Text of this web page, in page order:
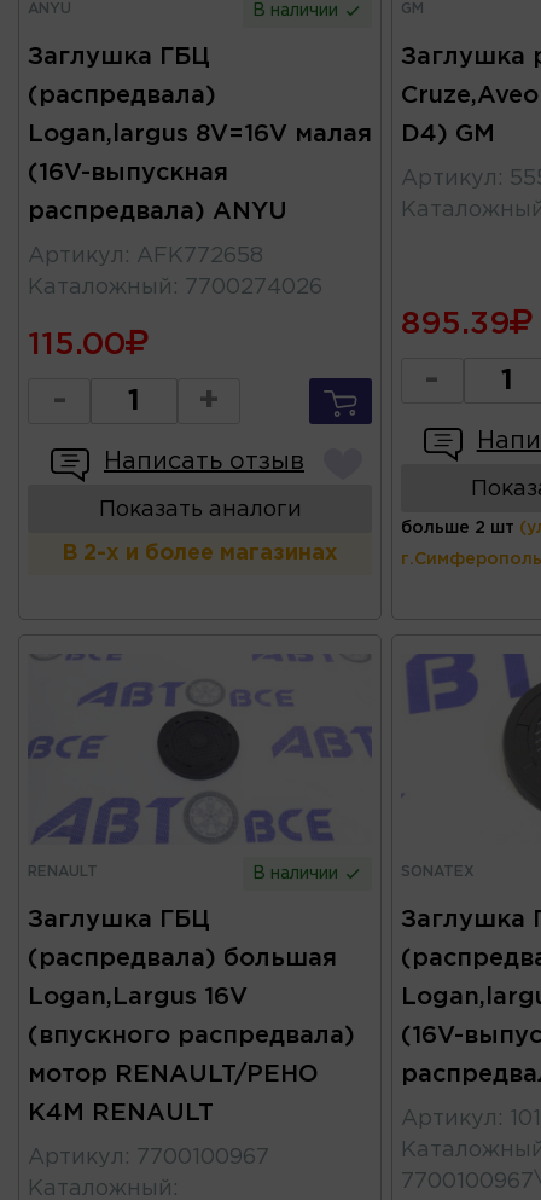
ANYU В наличии
Заглушка ГБЦ
(распредвала)
Logan,largus 8V=16V малая
(16V-выпускная
распредвала) ANYU
Артикул : AFK772658
Каталожный : 7700274026
115.00
- +
Написать отзыв
Показать аналоги
В 2-х и более магазинах
GM
Заглушка
D4) GM
Артикул :
895.39
-
больше 2 шт
RENAULT В наличии
Заглушка ГБЦ
(распредвала) большая
Logan,Largus 16V
(впускного распредвала)
мотор RENAULT/РЕНО
K4M RENAULT
Артикул :
7700100967
Каталожный :
SONATEX
Заглушка
(16V-
Артикул :